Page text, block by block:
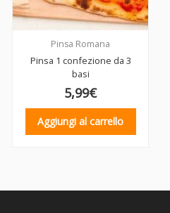
Pinsa Romana
Pinsa 1 confezione da 3
basi
5,99€
Aggiungi al carrello